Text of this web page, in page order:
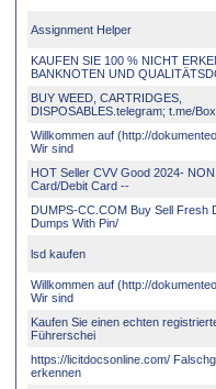
Assignment Helper
KAUFEN SIE 100 % NICHT
BANKNOTEN UND
BUY WEED, CARTRIDGES,
DISPOSABLES.telegram; t.me/
Willkommen auf (http://
Wir sind
HOT Seller CVV Good 2024-
Card/Debit Card --
DUMPS-CC.COM Buy Sell Fresh
Dumps With Pin/
lsd kaufen
Willkommen auf (http://
Wir sind
Kaufen Sie einen echten
Führerschei
https://licitdocsonline.com/
erkennen